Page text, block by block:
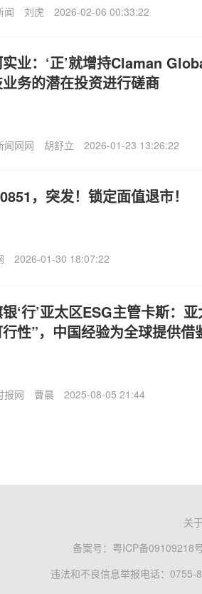
闻 刘虎 2026-02-06 00:33:22
业：‘正’就增持Claman
务的潜在投资进行磋商
闻网网 胡舒立 2026-01-23 13:26:22
，突发！锁定面值退市！
2026-01-30 18:07:22
‘行’亚太区ESG主管卡斯：
性”，中国经验为全球提供借
报网 曹晨 2025-08-05 21:44
关
备案号： 粤ICP备09109218
违法和不良信息举报电话：0755-